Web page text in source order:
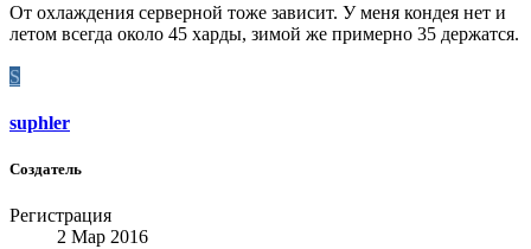
От охлаждения серверной тоже зависит. У меня кондея нет и
летом всегда около 45 харды, зимой же примерно 35 держатся.
S
suphler
Создатель
Регистрация
2 Мар 2016